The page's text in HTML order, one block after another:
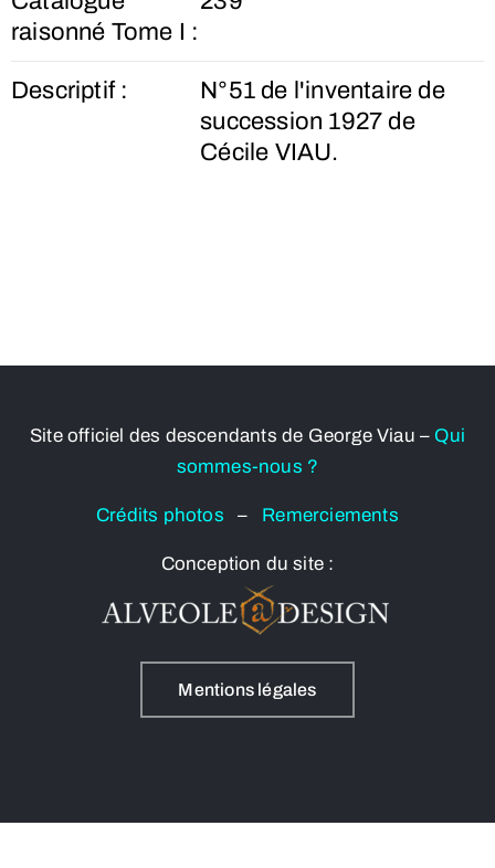
raisonné Tome I :
Descriptif :
N°51 de l'inventaire de
succession 1927 de
Cécile VIAU.
Site officiel des descendants de George Viau – Qui
sommes-nous ?
Crédits photos– Remerciements
Conception du site :
Mentions légales